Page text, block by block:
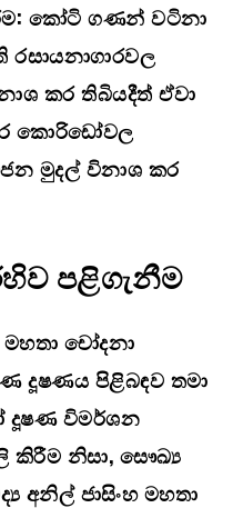
කෝටි ගණන් වටිනා
රසායනාගාරවල
කර තිබියදීත් ඒවා
කොරිඩෝවල
මුදල් විනාශ කර
පළිගැනීම
චෝදනා
දූෂණය පිළිබඳව තමා
දූෂණ විමර්ශන
කිරීම නිසා, සෞඛ්‍ය
අනිල් ජාසිංහ මහතා